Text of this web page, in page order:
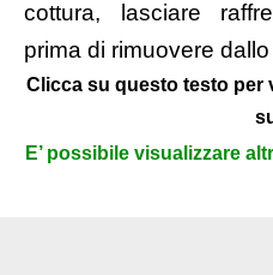
cottura, lasciare
prima di rimuovere
Clicca su questo testo per
E’ possibile visualizzare